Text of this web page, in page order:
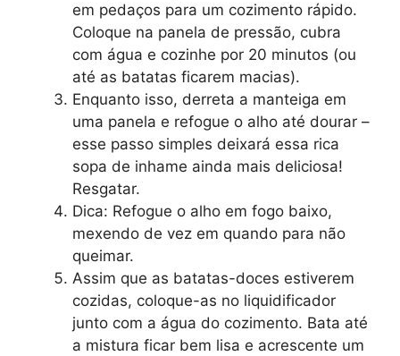
em pedaços para um cozimento rápido.
Coloque na panela de pressão, cubra
com água e cozinhe por 20 minutos (ou
até as batatas ficarem macias).
Enquanto isso, derreta a manteiga em
uma panela e refogue o alho até dourar –
esse passo simples deixará essa rica
sopa de inhame ainda mais deliciosa!
Resgatar.
Dica: Refogue o alho em fogo baixo,
mexendo de vez em quando para não
queimar.
Assim que as batatas-doces estiverem
cozidas, coloque-as no liquidificador
junto com a água do cozimento. Bata até
a mistura ficar bem lisa e acrescente um